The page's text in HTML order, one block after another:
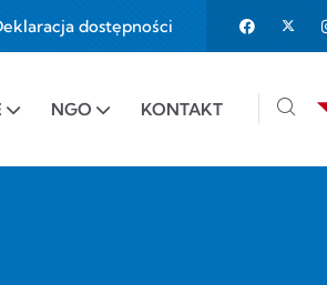
dostępności
NGO KONTAKT